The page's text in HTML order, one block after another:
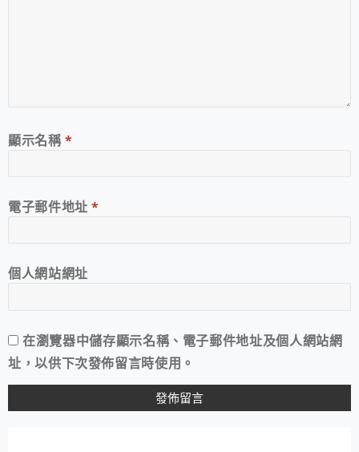
顯示名稱*
電子郵件地址*
個人網站網址
在瀏覽器中儲存顯示名稱、電子郵件地址及個人網站網
址，以供下次發佈留言時使用。